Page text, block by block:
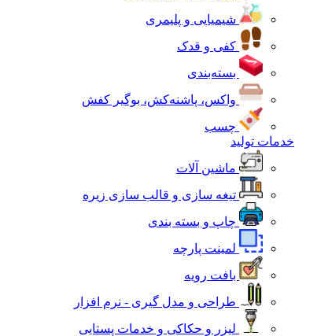
شیمیایی و پلیمری
کفی و قدک
بسته‌بندی
واکس، پاشنه‌کش، بوگیر کفش
چسب
خدمات تولید
ماشین آلات
تیغه سازی و قالب سازی زیره
چاپ و بسته بندی
لمینت پارچه
بافت رویه
طراحی و مدل گیری - نرم افزار
لیزر و حکاکی و خدمات پستایی